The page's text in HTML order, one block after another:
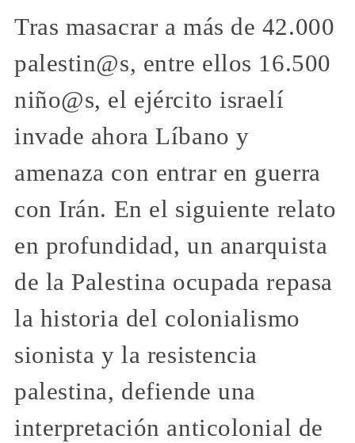
Tras masacrar a más de 42.000
palestin@s, entre ellos 16.500
niño@s, el ejército israelí
invade ahora Líbano y
amenaza con entrar en guerra
con Irán. En el siguiente relato
en profundidad, un anarquista
de la Palestina ocupada repasa
la historia del colonialismo
sionista y la resistencia
palestina, defiende una
interpretación anticolonial de